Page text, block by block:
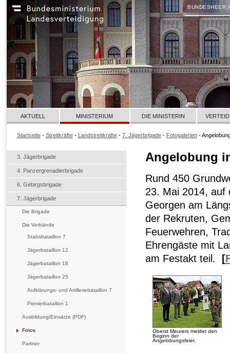
3. Jägerbrigade
4. Panzergrenadierbrigade
6. Gebirgsbrigade
7. Jägerbrigade
Die Brigade
Die Verbände
Stabsbataillon 7
Jägerbataillon 12
Jägerbataillon 18
Jägerbataillon 25
Aufklärungs- und Artilleriebataillon 7
Pionierbataillon 1
Ausbildung/Einsätze (PDF)
Fotos
Partner
AKTUELL MINISTERIUM DIE MINISTERIN
Startseite- Streitkräfte- Landstreitkräfte- 7. Jägerbrigade- Fotogalerien-
Angelobung
Rund 450
23. Mai 2014, auf
Georgen am
der Rekruten,
Feuerwehren,
Ehrengäste mit
am Festakt teil.
[
Oberst Meurers meldet den
Beginn der
Angelobungsfeier.